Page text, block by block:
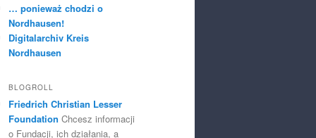
… ponieważ chodzi o
Nordhausen!
Digitalarchiv Kreis
Nordhausen
BLOGROLL
Friedrich Christian Lesser
Foundation Chcesz informacji
o Fundacji, ich działania, a